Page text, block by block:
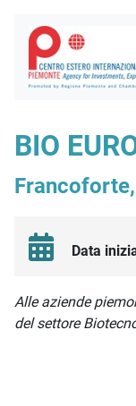
BIO
Data
Alle aziende
del settore